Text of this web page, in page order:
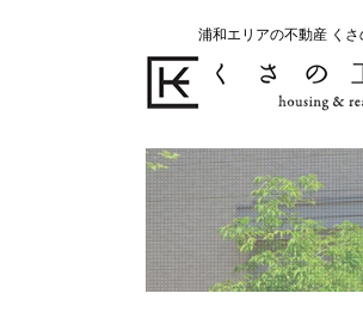
浦和エリアの不動産 くさ
不動産の売却をお考えのお客
くさの工務店が選ばれる
不動産の購入をお考えのお客
くさの工務店が選ばれる